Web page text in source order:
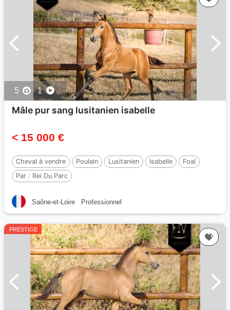
5 1
Mâle pur sang lusitanien isabelle
< 15 000 €
Cheval à vendre Poulain Lusitanien Isabelle
Foal
Par : Rei Du Parc
Saône-et-Loire Professionnel
PRESTIGE